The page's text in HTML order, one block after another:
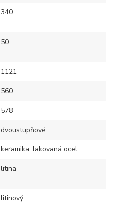
340
50
1121
560
578
dvoustupňové
keramika, lakovaná ocel
litina
litinový